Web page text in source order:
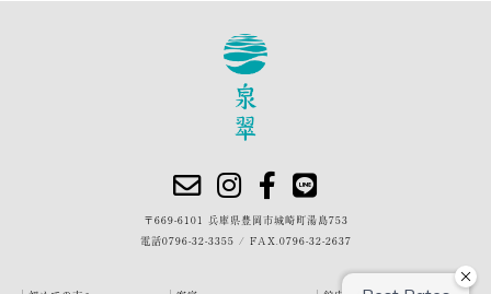
〒669-6101 兵庫県豊岡市城崎町湯島753
電話0796-32-3355 / FAX.0796-32-2637